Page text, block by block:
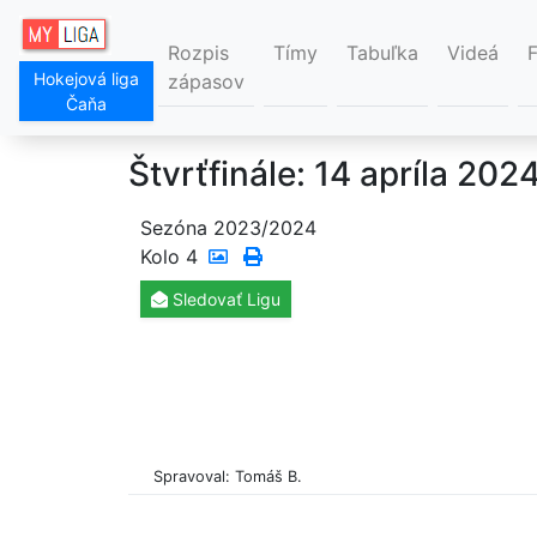
Hokejová liga
Čaňa
Rozpis
zápasov
Tímy Tabuľka Videá
Štvrťfinále: 14 apríla
Sezóna 2023/2024
Kolo 4
Sledovať Ligu
Spravoval: Tomáš B.